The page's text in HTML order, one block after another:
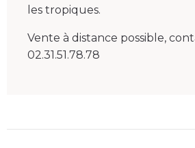
les tropiques.
Vente à distance possible,
02.31.51.78.78